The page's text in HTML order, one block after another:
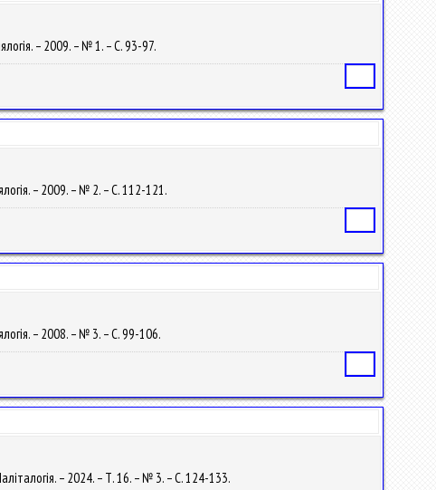
– 2009. – № 1. – С. 93-97.
– 2009. – № 2. – С. 112-121.
– 2008. – № 3. – С. 99-106.
– 2024. – Т. 16. – № 3. – С. 124-133.